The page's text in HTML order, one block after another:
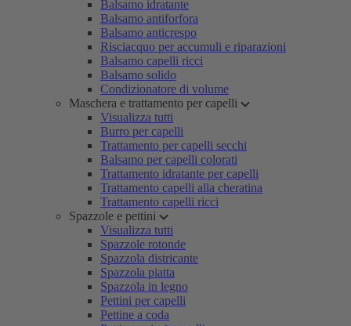
Balsamo idratante
Balsamo antiforfora
Balsamo anticrespo
Risciacquo per accumuli e riparazioni
Balsamo capelli ricci
Balsamo solido
Condizionatore di volume
Maschera e trattamento per capelli
Visualizza tutti
Burro per capelli
Trattamento per capelli secchi
Balsamo per capelli colorati
Trattamento idratante per capelli
Trattamento capelli alla cheratina
Trattamento capelli ricci
Spazzole e pettini
Visualizza tutti
Spazzole rotonde
Spazzola districante
Spazzola piatta
Spazzola in legno
Pettini per capelli
Pettine a coda